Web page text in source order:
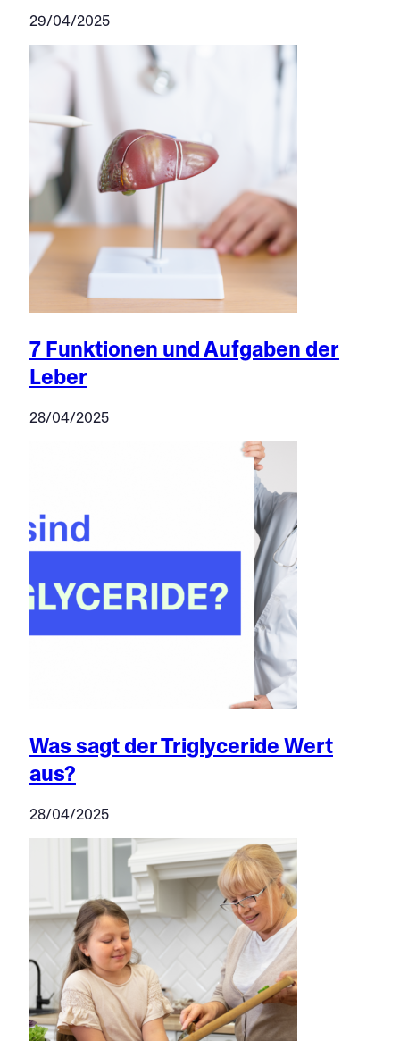
29/04/2025
7 Funktionen und Aufgaben der
Leber
28/04/2025
Was sagt der Triglyceride Wert
aus?
28/04/2025